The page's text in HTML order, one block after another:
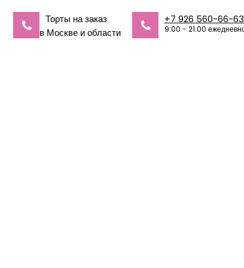
+7 926 560-66-63
9:00 - 21.00
Торты на заказ
в Москве и области